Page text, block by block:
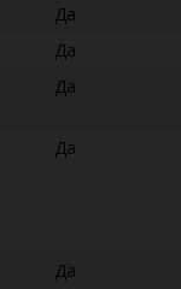
Да
Да
Да
Да
Да